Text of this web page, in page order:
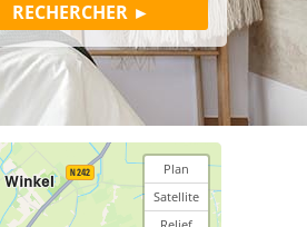
Plan
Satellite